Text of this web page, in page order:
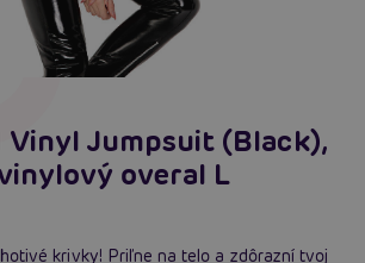
Vinyl Jumpsuit (Black),
overal L
krivky! Priľne na telo a zdôrazní tvoj